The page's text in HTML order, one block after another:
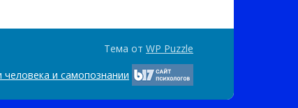
Тема от WP Puzzle